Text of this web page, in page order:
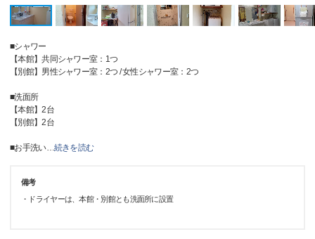
■シャワー
【本館】共同シャワー室：1つ
【別館】男性シャワー室：2つ / 女性シャワー室：2つ
■洗面所
【本館】2台
【別館】2台
■お手洗い…続きを読む
備考
・ドライヤーは、本館・別館とも洗面所に設置